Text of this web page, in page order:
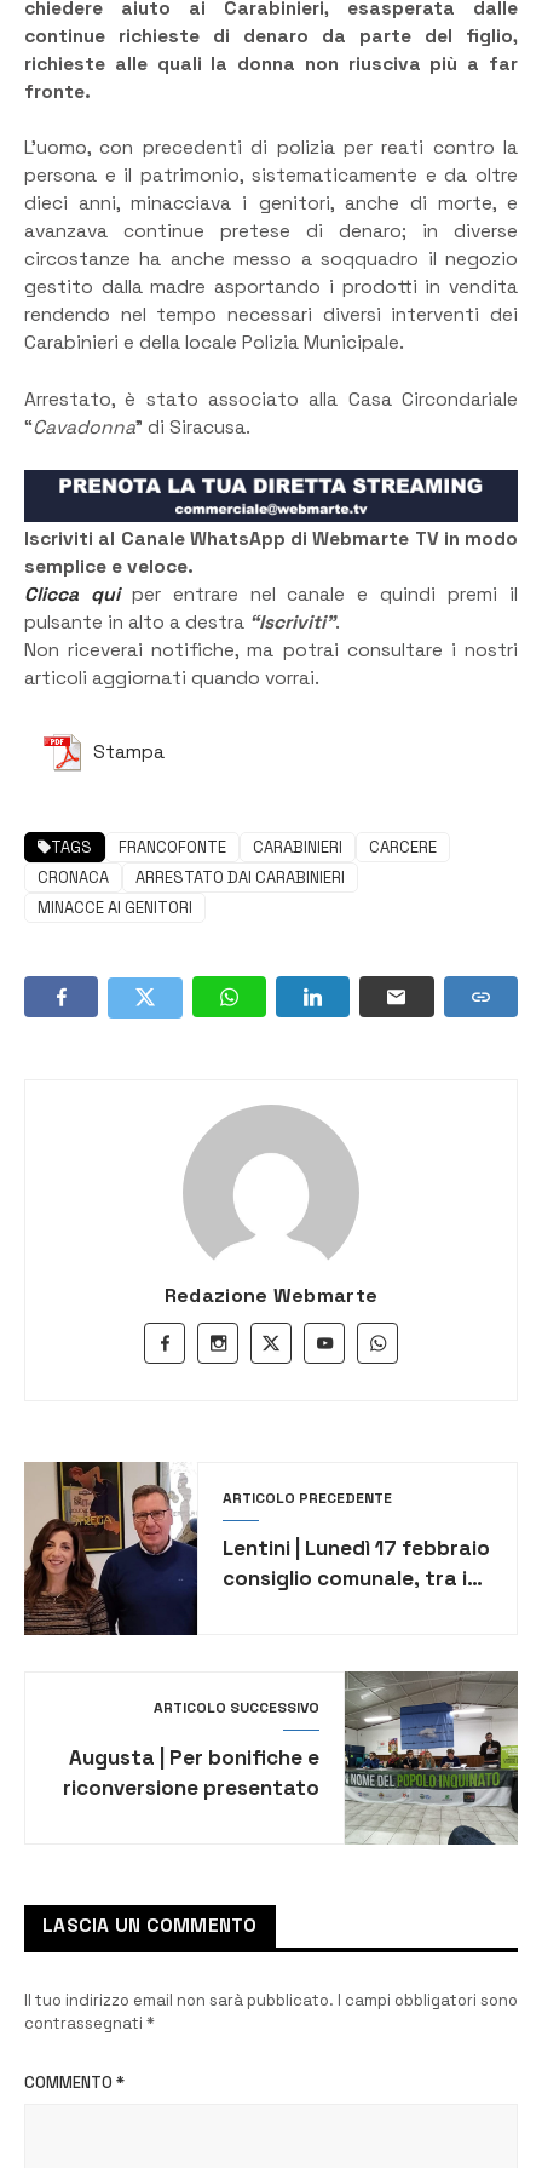
chiedere aiuto ai Carabinieri, esasperata dalle
continue richieste di denaro da parte del figlio,
richieste alle quali la donna non riusciva più a far
fronte.
L’uomo, con precedenti di polizia per reati contro la
persona e il patrimonio, sistematicamente e da oltre
dieci anni, minacciava i genitori, anche di morte, e
avanzava continue pretese di denaro; in diverse
circostanze ha anche messo a soqquadro il negozio
gestito dalla madre asportando i prodotti in vendita
rendendo nel tempo necessari diversi interventi dei
Carabinieri e della locale Polizia Municipale.
Arrestato, è stato associato alla Casa Circondariale
“Cavadonna” di Siracusa.
Iscriviti al Canale WhatsApp di Webmarte TV in modo
semplice e veloce.
Clicca quiper entrare nel canale e quindi premi il
pulsante in alto a destra “Iscriviti”.
Non riceverai notifiche, ma potrai consultare i nostri
articoli aggiornati quando vorrai.
Stampa
TAGS FRANCOFONTE CARABINIERI
CARCERE
CRONACA
ARRESTATO DAI CARABINIERI
MINACCE AI GENITORI
Redazione Webmarte
ARTICOLO PRECEDENTE
Lentini | Lunedì 17 febbraio
consiglio comunale, tra i
consiglieri Greco e Valenti
ARTICOLO SUCCESSIVO
Augusta | Per bonifiche e
riconversione presentato
LASCIA UN COMMENTO
Il tuo indirizzo email non sarà pubblicato. I campi obbligatori sono
contrassegnati *
COMMENTO *